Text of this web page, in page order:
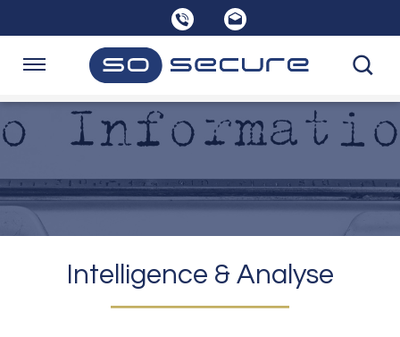
links
Spring
inhoud
naar
navigatie
Home
Opleidingen
Navigatie
Intelligence & Analyse